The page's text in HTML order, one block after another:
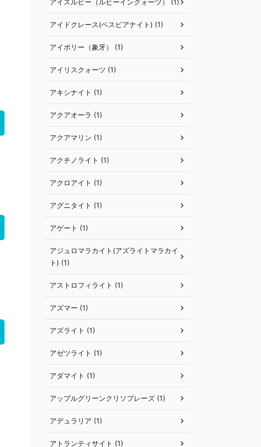
アイスルビー（ルビーインクォーツ） (1)
アイドクレース(ベスビアナイト) (1)
アイボリー（象牙） (1)
アイリスクォーツ (1)
アキシナイト (1)
アクアオーラ (1)
アクアマリン (1)
アクチノライト (1)
アクロアイト (1)
アグニタイト (1)
アゲート (1)
アジュロマラカイト(アズライトマラカイ
ト) (1)
アストロフィライト (1)
アズマー (1)
アズライト (1)
アゼツライト (1)
アダマイト (1)
アップルグリーンクリソプレーズ (1)
アデュラリア (1)
アトランティサイト (1)